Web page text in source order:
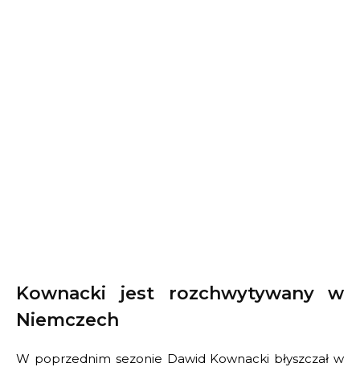
Kownacki jest rozchwytywany w
Niemczech
W poprzednim sezonie Dawid Kownacki błyszczał w